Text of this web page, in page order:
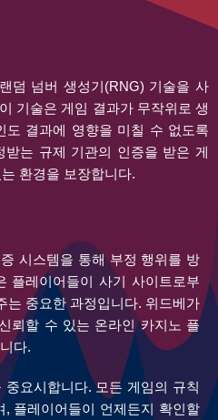
덤 넘버 생성기(RNG) 기술을 사
기술은 게임 결과가 무작위로 생
도 결과에 영향을 미칠 수 없도록
받는 규제 기관의 인증을 받은 게
환경을 보장합니다.
시스템을 통해 부정 행위를 방
플레이어들이 사기 사이트로부
는 중요한 과정입니다. 위드베가
뢰할 수 있는 온라인 카지노 플
다.
요시합니다. 모든 게임의 규칙
플레이어들이 언제든지 확인할